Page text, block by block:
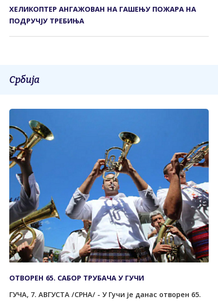
ХЕЛИКОПТЕР АНГАЖОВАН НА ГАШЕЊУ ПОЖАРА НА
ПОДРУЧЈУ ТРЕБИЊА
Србија
ОТВОРЕН 65. САБОР ТРУБАЧА У ГУЧИ
ГУЧА, 7. АВГУСТА /СРНА/ - У Гучи је данас отворен 65.